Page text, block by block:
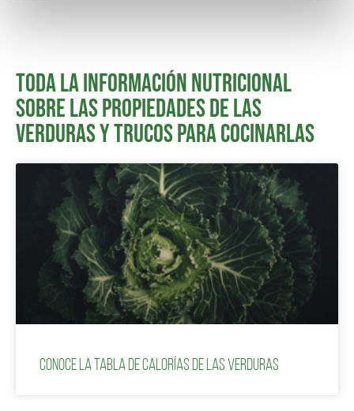
toda la información nutricional
sobre las propiedades de las
verduras y trucos para cocinarlas
Conoce la tabla de calorías de las verduras